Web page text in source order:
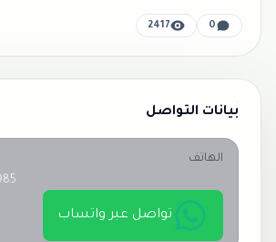
0
2417
بيانات التواصل
الهاتف
تواصل عبر واتساب